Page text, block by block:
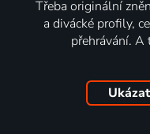
Třeba originální
a divácké profily,
přehrávání. A